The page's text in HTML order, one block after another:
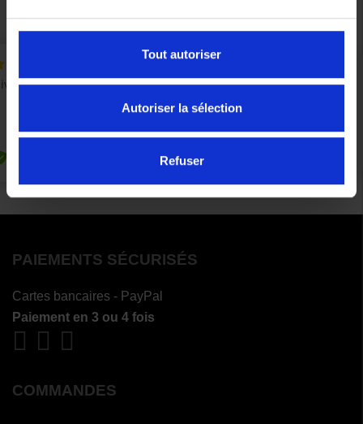
Tout autoriser
Autoriser la sélection
Refuser
PAIEMENTS SÉCURISÉS
Cartes bancaires - PayPal
Paiement en 3 ou 4 fois
COMMANDES